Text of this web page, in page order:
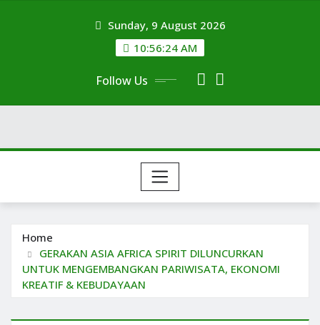
Sunday, 9 August 2026
10:56:25 AM
Follow Us
Home
GERAKAN ASIA AFRICA SPIRIT DILUNCURKAN
UNTUK MENGEMBANGKAN PARIWISATA, EKONOMI
KREATIF & KEBUDAYAAN